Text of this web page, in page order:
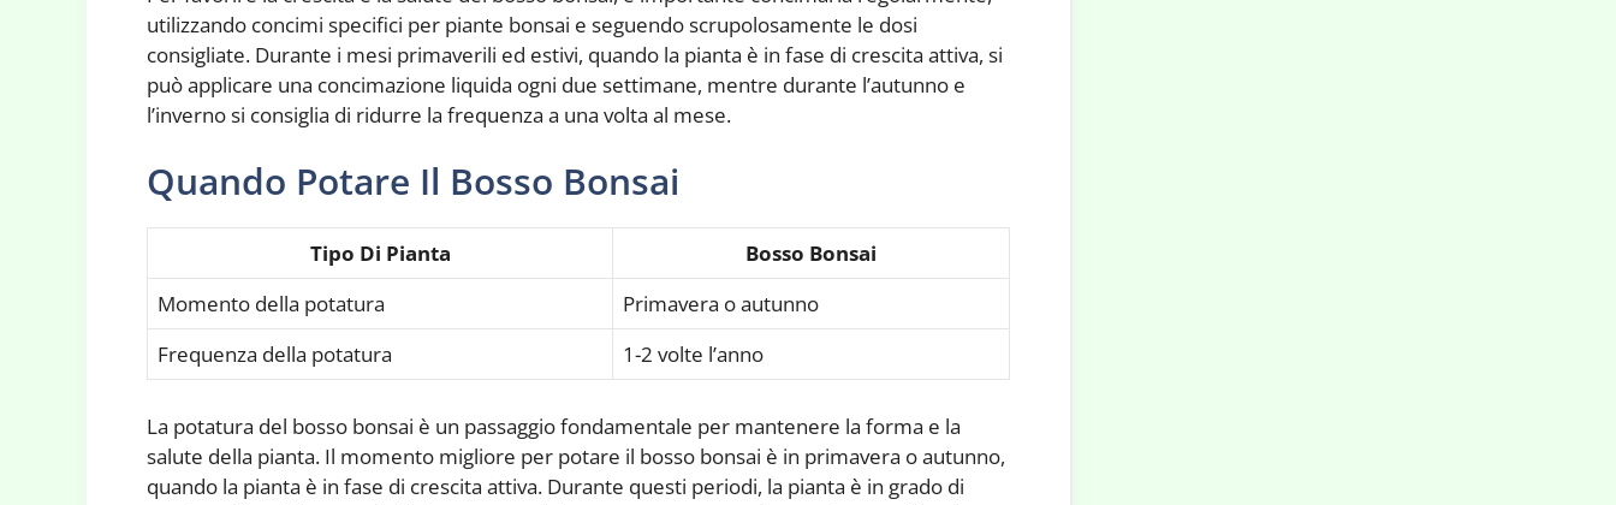
utilizzando concimi specifici per piante bonsai e seguendo scrupolosamente le dosi
consigliate. Durante i mesi primaverili ed estivi, quando la pianta è in fase di crescita attiva, si
può applicare una concimazione liquida ogni due settimane, mentre durante l’autunno e
l’inverno si consiglia di ridurre la frequenza a una volta al mese.
Quando Potare Il Bosso Bonsai
Tipo Di Pianta
Bosso Bonsai
Momento della potatura
Primavera o autunno
Frequenza della potatura
1-2 volte l’anno
La potatura del bosso bonsai è un passaggio fondamentale per mantenere la forma e la
salute della pianta. Il momento migliore per potare il bosso bonsai è in primavera o autunno,
quando la pianta è in fase di crescita attiva. Durante questi periodi, la pianta è in grado di